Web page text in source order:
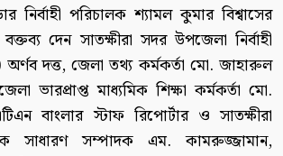
নির্বাহী পরিচালক শ্যামল কুমার বিশ্বাসের
দেন সাতক্ষীরা সদর উপজেলা নির্বাহী
দত্ত, জেলা তথ্য কর্মকর্তা মো. জাহারুল
ভারপ্রাপ্ত মাধ্যমিক শিক্ষা কর্মকর্তা মো.
বাংলার স্টাফ রিপোর্টার ও সাতক্ষীরা
সাধারণ সম্পাদক এম. কামরুজ্জামান,